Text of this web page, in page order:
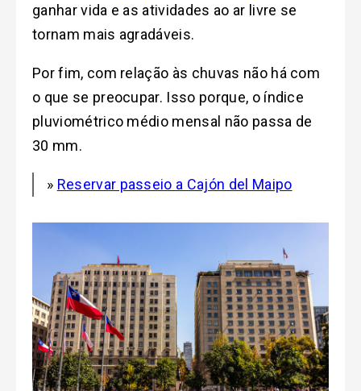
ganhar vida e as atividades ao ar livre se
tornam mais agradáveis.
Por fim, com relação às chuvas não há com
o que se preocupar. Isso porque, o índice
pluviométrico médio mensal não passa de
30 mm.
» Reservar passeio a Cajón del Maipo